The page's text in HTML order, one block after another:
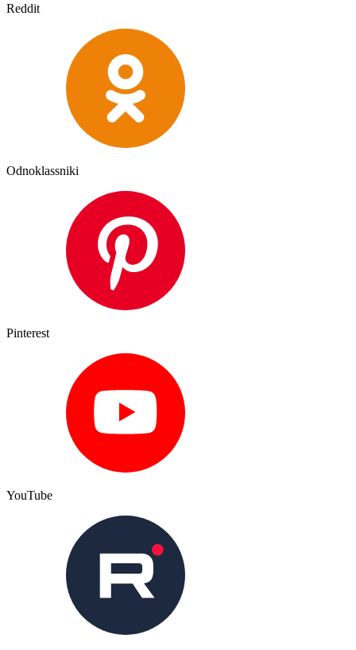
Reddit
Odnoklassniki
Pinterest
YouTube